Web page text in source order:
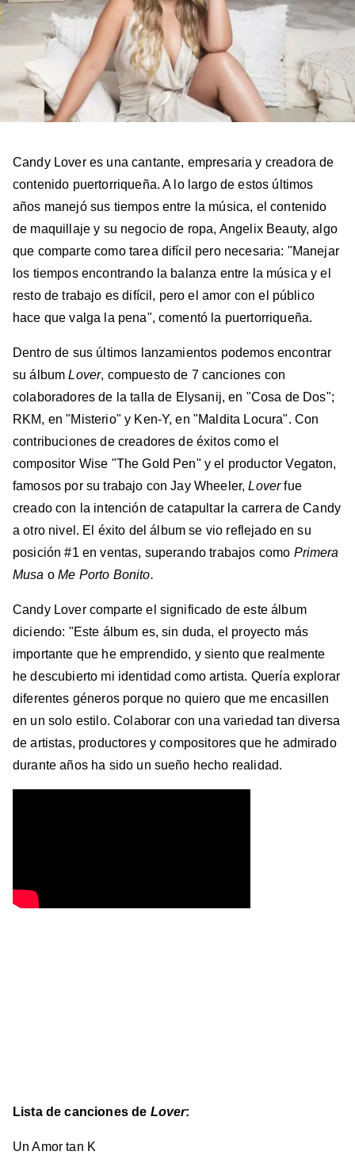
Candy Lover es una cantante, empresaria y creadora de
contenido puertorriqueña. A lo largo de estos últimos
años manejó sus tiempos entre la música, el contenido
de maquillaje y su negocio de ropa, Angelix Beauty, algo
que comparte como tarea difícil pero necesaria: "Manejar
los tiempos encontrando la balanza entre la música y el
resto de trabajo es difícil, pero el amor con el público
hace que valga la pena", comentó la puertorriqueña.
Dentro de sus últimos lanzamientos podemos encontrar
su álbumLover, compuesto de 7 canciones con
colaboradores de la talla de Elysanij, en "Cosa de Dos";
RKM, en "Misterio" y Ken-Y, en "Maldita Locura". Con
contribuciones de creadores de éxitos como el
compositor Wise "The Gold Pen" y el productor Vegaton,
famosos por su trabajo con Jay Wheeler,Loverfue
creado con la intención de catapultar la carrera de Candy
a otro nivel. El éxito del álbum se vio reflejado en su
posición #1 en ventas, superando trabajos como Primera
Musa oMe Porto Bonito.
Candy Lover comparte el significado de este álbum
diciendo: "Este álbum es, sin duda, el proyecto más
importante que he emprendido, y siento que realmente
he descubierto mi identidad como artista. Quería explorar
diferentes géneros porque no quiero que me encasillen
en un solo estilo. Colaborar con una variedad tan diversa
de artistas, productores y compositores que he admirado
durante años ha sido un sueño hecho realidad.
Lista de canciones de Lover:
Un Amor tan K